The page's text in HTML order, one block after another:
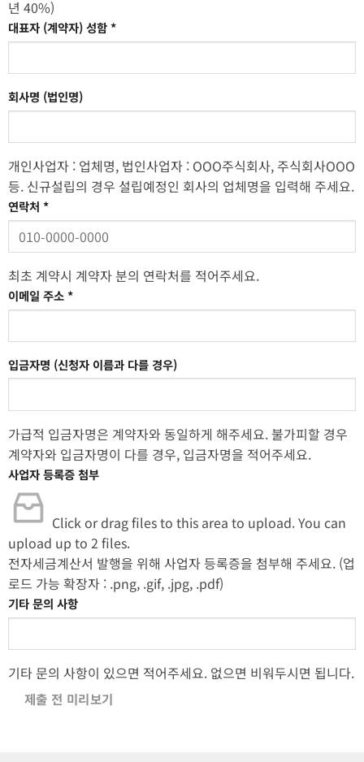
년 40%)
대표자 (계약자) 성함*
회사명 (법인명)
개인사업자 : 업체명, 법인사업자 : OOO주식회사, 주식회사OOO
등. 신규설립의 경우 설립예정인 회사의 업체명을 입력해 주세요.
연락처 *
최초 계약시 계약자 분의 연락처를 적어주세요.
이메일 주소*
입금자명 (신청자 이름과 다를 경우)
가급적 입금자명은 계약자와 동일하게 해주세요. 불가피할 경우
계약자와 입금자명이 다를 경우, 입금자명을 적어주세요.
사업자 등록증 첨부
Click or drag files to this area to upload.You can
upload up to 2 files.
전자세금계산서 발행을 위해 사업자 등록증을 첨부해 주세요. (업
로드 가능 확장자 : .png, .gif, .jpg, .pdf)
기타 문의 사항
기타 문의 사항이 있으면 적어주세요. 없으면 비워두시면 됩니다.
제출 전 미리보기